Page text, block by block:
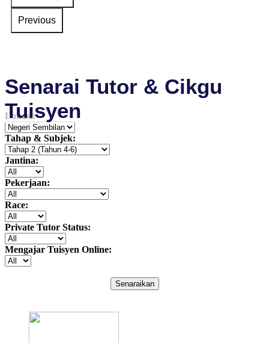
Senarai Tutor & Cikgu
Tuisyen
Lokasi:
Tahap & Subjek:
Jantina:
Pekerjaan:
Race:
Private Tutor Status:
Mengajar Tuisyen Online:
Senaraikan